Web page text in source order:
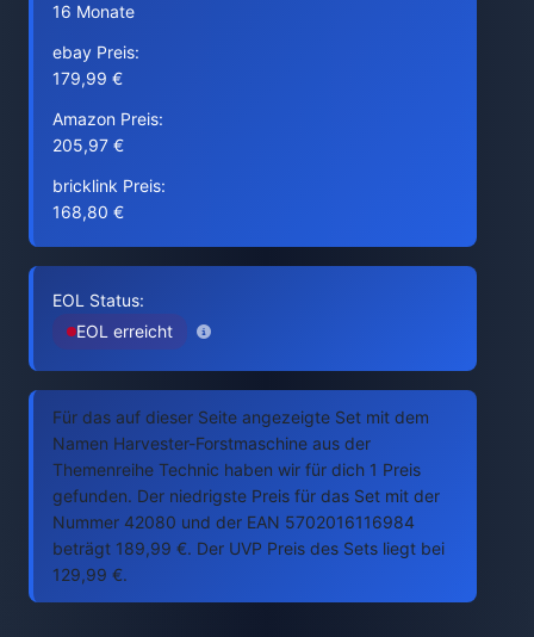
16 Monate
ebay Preis:
179,99 €
Amazon Preis:
205,97 €
bricklink Preis:
168,80 €
EOL Status:
EOL erreicht
Für das auf dieser Seite angezeigte Set mit dem
Namen Harvester-Forstmaschine aus der
Themenreihe Technic haben wir für dich 1 Preis
gefunden. Der niedrigste Preis für das Set mit der
Nummer 42080 und der EAN 5702016116984
beträgt 189,99 €. Der UVP Preis des Sets liegt bei
129,99 €.